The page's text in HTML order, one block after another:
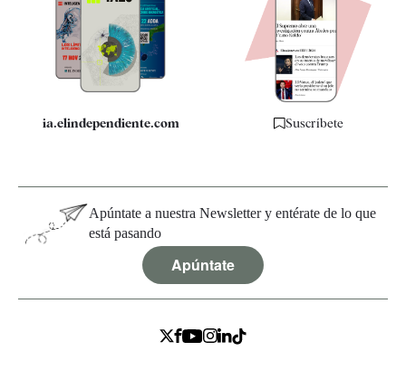
Quiénes somos
Especificaciones
ia.elindependiente.com Suscríbete
Apúntate a nuestra Newsletter y entérate de lo que
está pasando
Apúntate